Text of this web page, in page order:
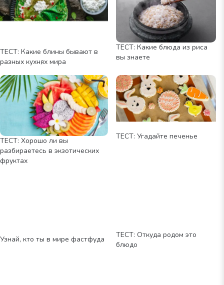
ТЕСТ: Какие блины бывают в
разных кухнях мира
ТЕСТ: Какие блюда из риса
вы знаете
ТЕСТ: Хорошо ли вы
разбираетесь в экзотических
фруктах
ТЕСТ: Угадайте печенье
Узнай, кто ты в мире фастфуда
ТЕСТ: Откуда родом это
блюдо